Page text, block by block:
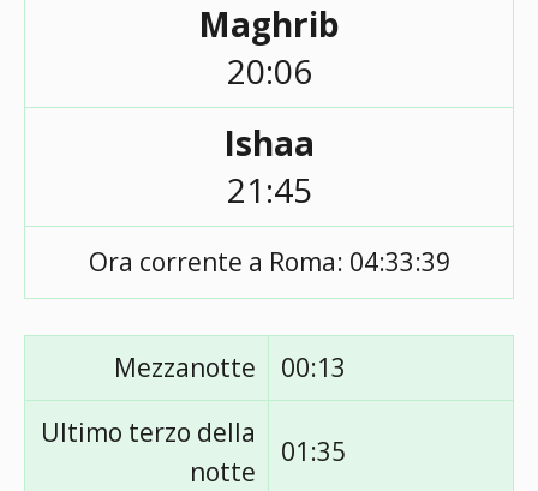
Maghrib
20:06
Ishaa
21:45
Ora corrente a Roma: 04:33:39
Mezzanotte
00:13
Ultimo terzo della
notte
01:35